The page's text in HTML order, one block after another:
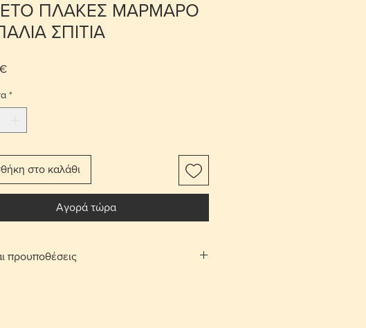
ΠΛΑΚΕΣ ΜΑΡΜΑΡΟ
ΣΠΙΤΙΑ
Τιμή
*
στο καλάθι
Αγορά τώρα
προυποθέσεις